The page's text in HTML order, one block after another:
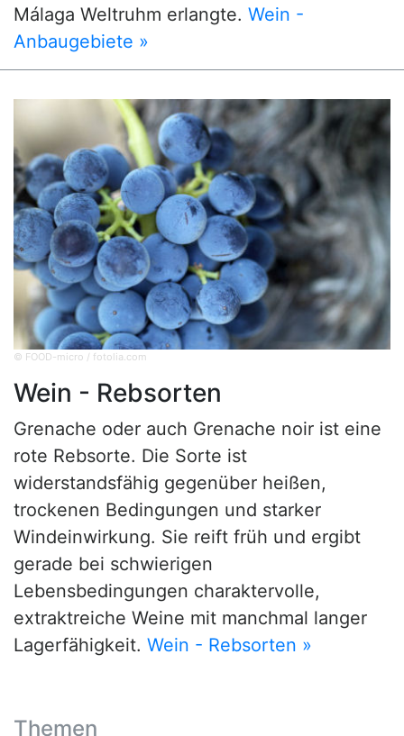
Málaga Weltruhm erlangte. Wein -
Anbaugebiete »
© FOOD-micro / fotolia.com
Wein - Rebsorten
Grenache oder auch Grenache noir ist eine
rote Rebsorte. Die Sorte ist
widerstandsfähig gegenüber heißen,
trockenen Bedingungen und starker
Windeinwirkung. Sie reift früh und ergibt
gerade bei schwierigen
Lebensbedingungen charaktervolle,
extraktreiche Weine mit manchmal langer
Lagerfähigkeit. Wein - Rebsorten »
Themen